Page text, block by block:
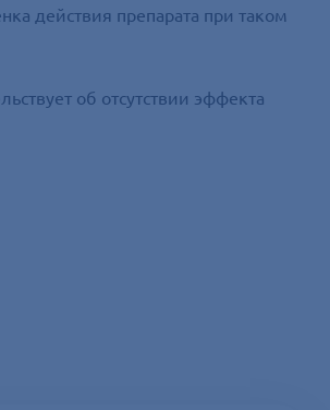
действия препарата при таком
об отсутствии эффекта